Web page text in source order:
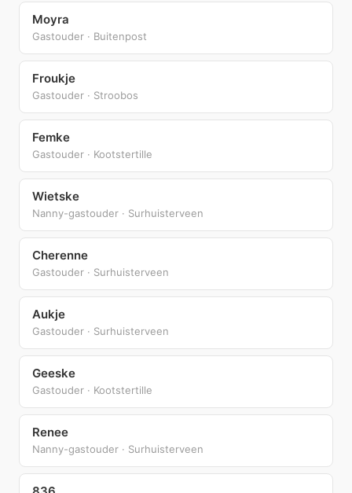
Moyra
Gastouder · Buitenpost
Froukje
Gastouder · Stroobos
Femke
Gastouder · Kootstertille
Wietske
Nanny-gastouder · Surhuisterveen
Cherenne
Gastouder · Surhuisterveen
Aukje
Gastouder · Surhuisterveen
Geeske
Gastouder · Kootstertille
Renee
Nanny-gastouder · Surhuisterveen